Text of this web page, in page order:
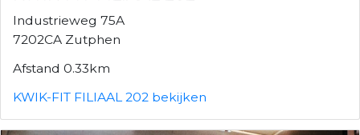
Industrieweg 75A
7202CA Zutphen
Afstand 0.33km
KWIK-FIT FILIAAL 202 bekijken